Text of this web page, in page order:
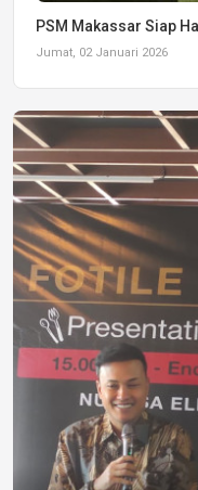
PSM Makassar Siap
Jumat, 02 Januari 2026